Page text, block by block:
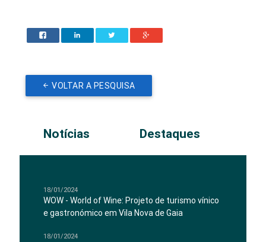
VOLTAR A PESQUISA
Notícias Destaques
18/01/2024
WOW - World of Wine: Projeto de turismo vínico
e gastronómico em Vila Nova de Gaia
18/01/2024